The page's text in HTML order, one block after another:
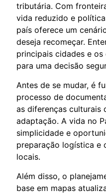
tributária. Com
vida reduzido e
país oferece um
deseja recomeçar.
principais cidades e os
para uma decisão
Antes de se mudar, é
processo de
as diferenças culturais
adaptação. A vida no
simplicidade e
preparação logística e
locais.
Além disso, o
base em mapas